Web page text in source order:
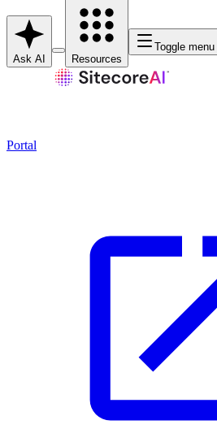
Ask AI Resources
Toggle menu
Portal